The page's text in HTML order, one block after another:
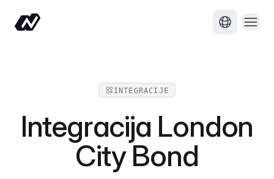
Promijeni
INTEGRACIJE
Integracija London
City Bond